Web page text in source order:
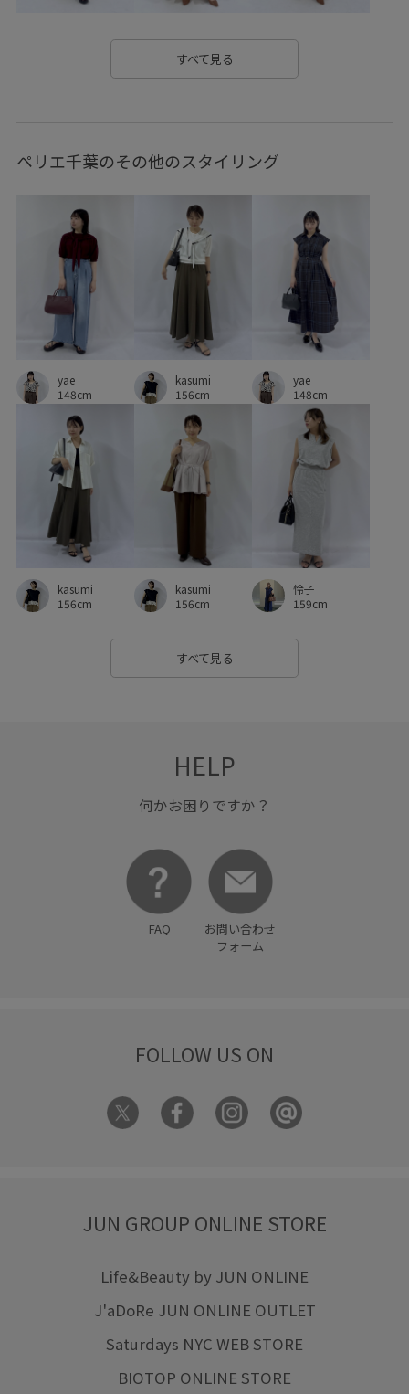
デコルテがきれい デザイン性 トレンド感
ドライタッチ ナチュラル
ニュアンスカラー ハイウエスト
フレアスカート フレンチスリーブ ヘルシー
ベーシック ベーシックカラー ペプラム
ポリウレタン ポリエステル リラックス感
リンクコーデ ロングスカート ローファー
ワイドパンツ 二の腕が隠れる 伸縮性
光沢感 合わせやすい
抜け感 日傘 異素材ドッキング
秋口 細く見える 肌馴染が良い
脚長効果 華やか 見た目以上の収納
透かし編み 透け感
すべて見る
ペリエ千葉のその他のスタイリング
yae
148cm
kasumi
156cm
yae
148cm
kasumi
156cm
kasumi
156cm
怜子
159cm
すべて見る
HELP
何かお困りですか？
FAQ
お問い合わせ
フォーム
FOLLOW US ON
JUN GROUP ONLINE STORE
Life&Beauty by JUN ONLINE
J'aDoRe JUN ONLINE OUTLET
Saturdays NYC WEB STORE
BIOTOP ONLINE STORE